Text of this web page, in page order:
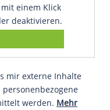
einem Klick
deaktivieren.
mir externe Inhalte
werden. Mehr